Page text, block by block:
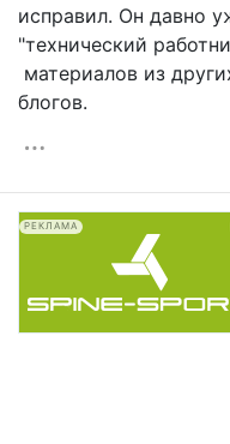
исправил. Он давно
"технический
материалов из
блогов.
РЕКЛАМА